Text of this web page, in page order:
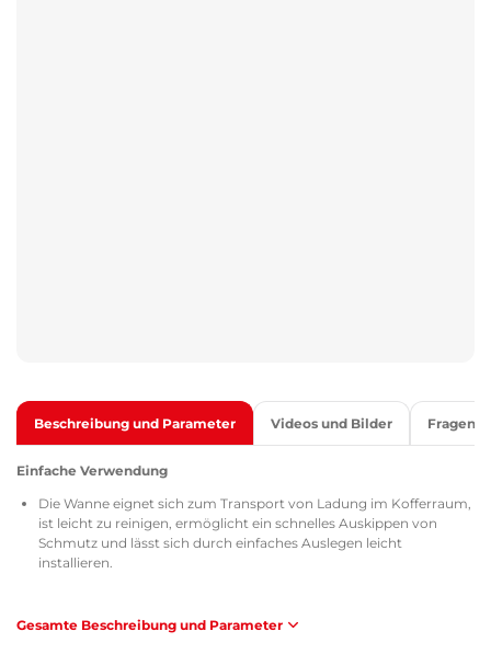
Beschreibung und Parameter Videos und Bilder Fragen
Einfache Verwendung
Die Wanne eignet sich zum Transport von Ladung im Kofferraum,
ist leicht zu reinigen, ermöglicht ein schnelles Auskippen von
Schmutz und lässt sich durch einfaches Auslegen leicht
installieren.
Gesamte Beschreibung und Parameter